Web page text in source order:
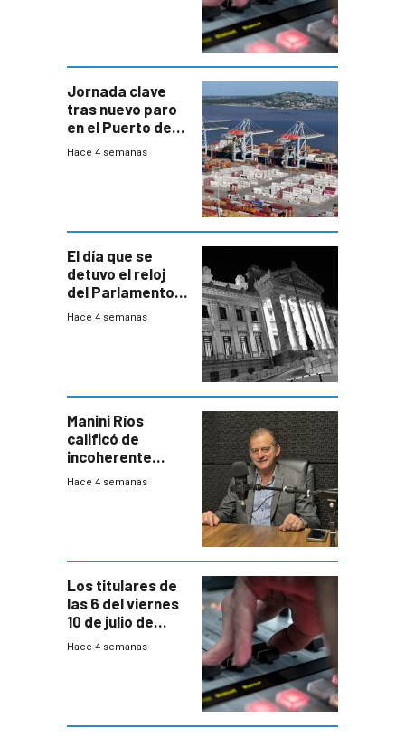
Jornada clave
tras nuevo paro
en el Puerto de
Montevideo
Hace 4 semanas
El día que se
detuvo el reloj
del Parlamento
para negociar
Hace 4 semanas
Manini Ríos
calificó de
incoherente
decisión de
Hace 4 semanas
Los titulares de
las 6 del viernes
10 de julio de
2026
Hace 4 semanas